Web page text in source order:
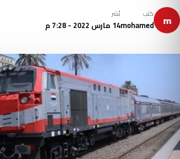
m كتب
mohamed
نُشر
14 مارس 2022 - 7:28 م